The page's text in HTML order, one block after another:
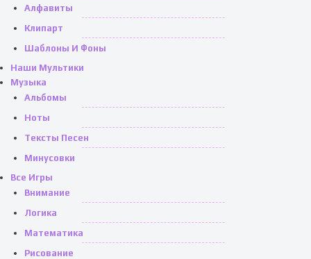
Алфавиты
Клипарт
Шаблоны И Фоны
Наши Мультики
Музыка
Альбомы
Ноты
Тексты Песен
Минусовки
Все Игры
Внимание
Логика
Математика
Рисование